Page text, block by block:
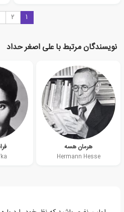
1
2
نویسندگان مرتبط با علی اصغر حداد
هرمان هسه
Hermann Hesse